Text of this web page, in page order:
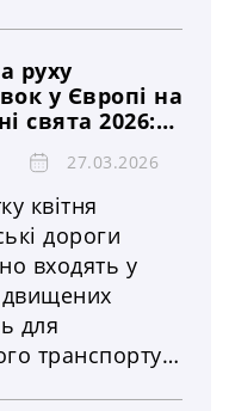
руху
у Європі на
свята 2026:
та
27.03.2026
квітня
дороги
входять у
для
транспорту.